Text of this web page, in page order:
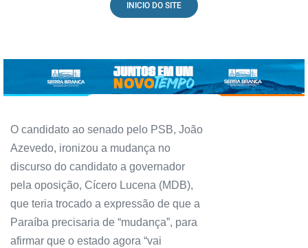
INICIO DO SITE
O candidato ao senado pelo PSB, João
Azevedo, ironizou a mudança no
discurso do candidato a governador
pela oposição, Cícero Lucena (MDB),
que teria trocado a expressão de que a
Paraíba precisaria de “mudança”, para
afirmar que o estado agora “vai